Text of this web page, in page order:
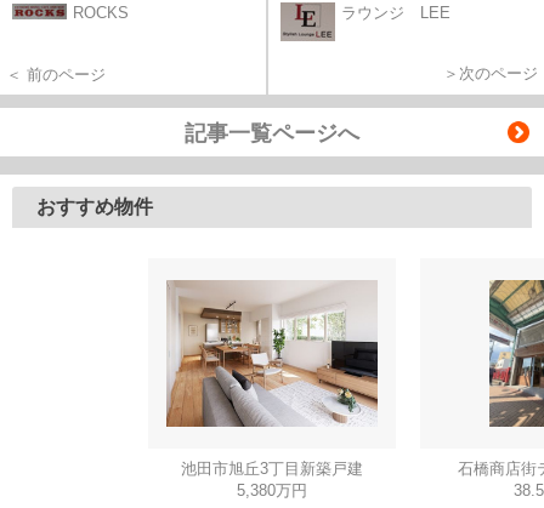
ROCKS
＜ 前のページ
ラウンジ LEE
＞次のページ
記事一覧ページへ
おすすめ物件
池田市旭丘3丁目新築戸建
5,380万円
石橋商店街